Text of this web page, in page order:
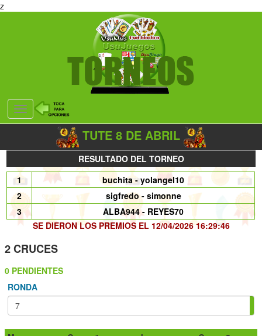
z
Desplegar
navegación
TUTE 8 DE ABRIL
RESULTADO DEL TORNEO
1
buchita - yolangel10
2
sigfredo - simonne
3
ALBA944 - REYES70
SE DIERON LOS PREMIOS EL 12/04/2026 16:29:46
2 CRUCES
0 PENDIENTES
RONDA